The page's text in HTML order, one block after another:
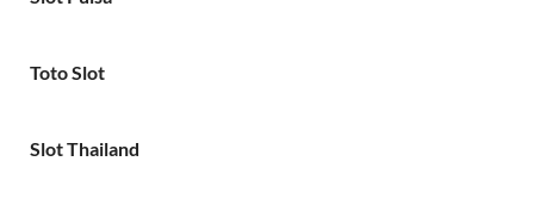
Toto Slot
Slot Thailand